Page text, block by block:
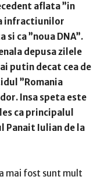
aflata ”in
infractiunilor
ca ”noua DNA”.
depusa zilele
putin decat cea de
”Romania
Insa speta este
ca principalul
Iulian de la
mai fost sunt mult